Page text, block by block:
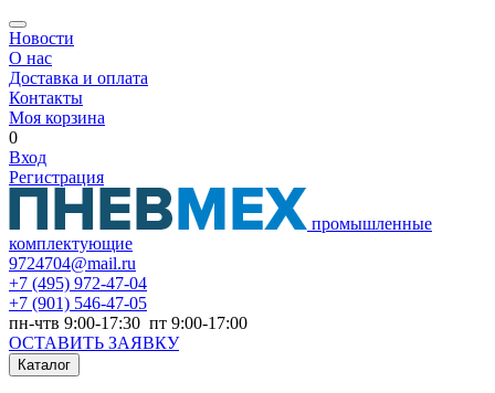
Новости
О нас
Доставка и оплата
Контакты
Моя корзина
0
Вход
Регистрация
промышленные
комплектующие
9724704@mail.ru
+7 (495) 972-47-04
+7 (901) 546-47-05
пн-чтв 9:00-17:30 пт 9:00-17:00
ОСТАВИТЬ ЗАЯВКУ
Каталог